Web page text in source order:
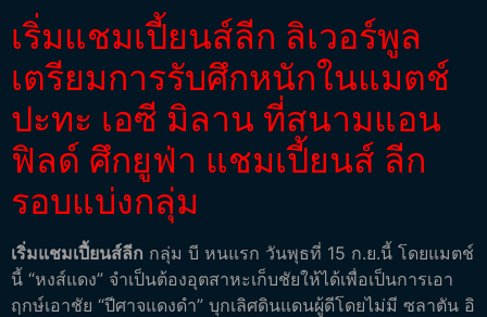
เริ่มแชมเปี้ยนส์ลีก ลิเวอร์พูล
เตรียมการรับศึกหนักในแมตช์
ปะทะ เอซี มิลาน ที่สนามแอน
ฟิลด์ ศึกยูฟ่า แชมเปี้ยนส์ ลีก
รอบแบ่งกลุ่ม
เริ่มแชมเปี้ยนส์ลีก กลุ่ม บี หนแรก วันพุธที่ 15 ก.ย.นี้ โดยแมตช์
นี้ “หงส์แดง” จำเป็นต้องอุตสาหะเก็บชัยให้ได้เพื่อเป็นการเอา
ฤกษ์เอาชัย “ปีศาจแดงดำ” บุกเลิศดินแดนผู้ดีโดยไม่มี ซลาตัน อิ